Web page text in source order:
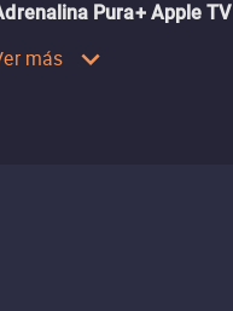
Pura+ Apple TV
más